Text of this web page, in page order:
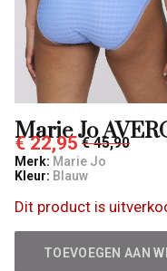
Marie Jo
€ 22,95 € 45,90
Merk: Marie Jo
Kleur: Blauw
Dit product is
TOEVOEGEN AAN